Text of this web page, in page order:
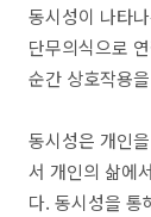
동시성이 나타
단무의식으로
순간 상호작용
동시성은 개인
서 개인의 삶에
다. 동시성을 통